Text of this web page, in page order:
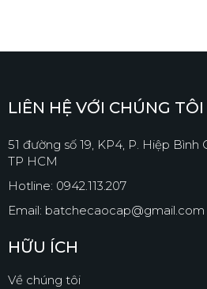
LIÊN HỆ VỚI CHÚNG TÔI
51 đường số 19, KP4, P. Hiệp Bình
TP HCM
Hotline: 0942.113.207
Email: batchecaocap@gmail.com
HỮU ÍCH
Về chúng tôi